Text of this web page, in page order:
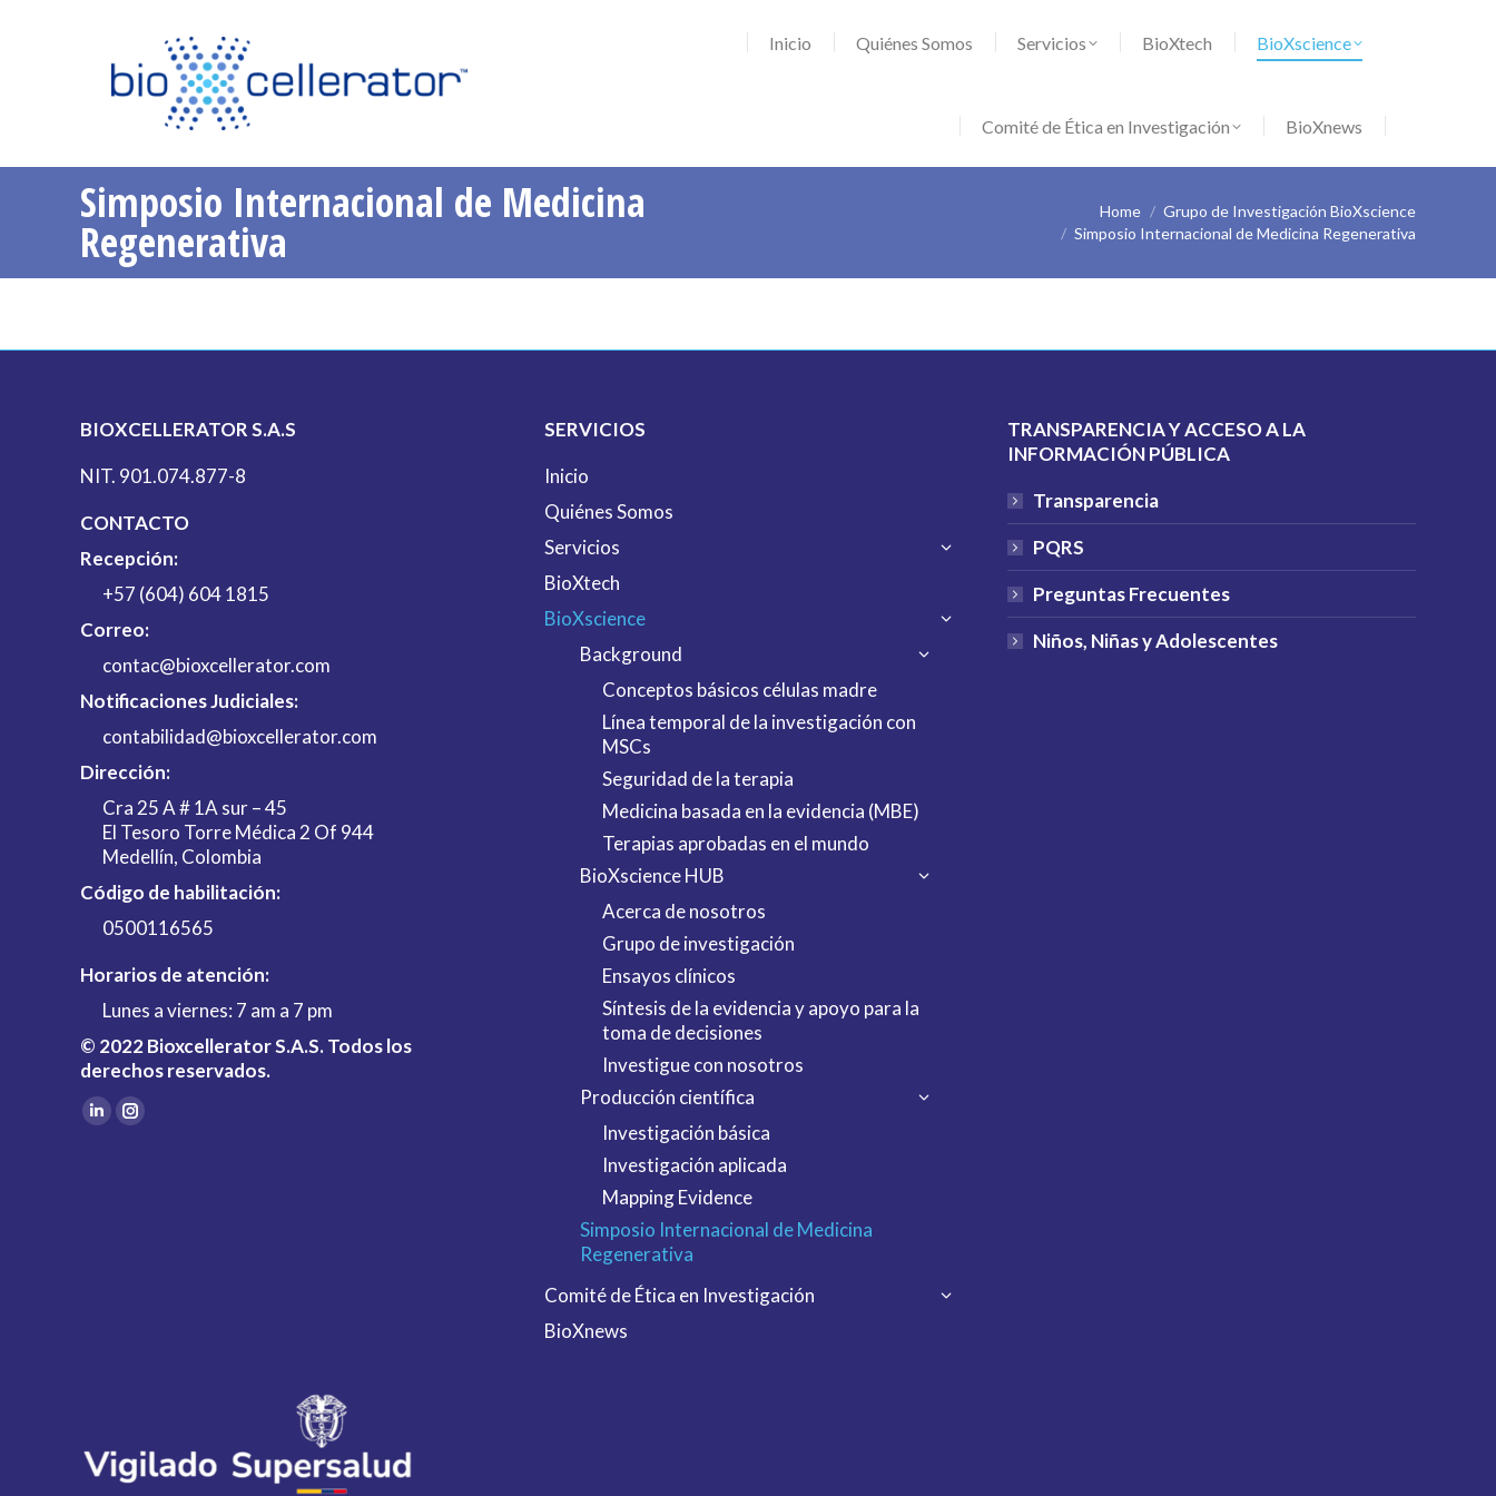
Inicio Quiénes Somos Servicios BioXtech BioXscience
Comité de Ética en Investigación BioXnews
Simposio Internacional de Medicina
Regenerativa
You are here:
Home
Grupo de Investigación BioXscience
Simposio Internacional de Medicina Regenerativa
BIOXCELLERATOR S.A.S
NIT. 901.074.877-8
CONTACTO
Recepción:
+57 (604) 604 1815
Correo:
contac@bioxcellerator.com
Notificaciones Judiciales:
contabilidad@bioxcellerator.com
Dirección:
Cra 25 A # 1A sur – 45
El Tesoro Torre Médica 2 Of 944
Medellín, Colombia
Código de habilitación:
0500116565
Horarios de atención:
Lunes a viernes: 7 am a 7 pm
© 2022 Bioxcellerator S.A.S. Todos los
derechos reservados.
Find us on:
LinkedinInstagram
SERVICIOS
Inicio
Quiénes Somos
Servicios
BioXtech
BioXscience
Background
Conceptos básicos células madre
Línea temporal de la investigación con
MSCs
Seguridad de la terapia
Medicina basada en la evidencia (MBE)
Terapias aprobadas en el mundo
BioXscience HUB
Acerca de nosotros
Grupo de investigación
Ensayos clínicos
Síntesis de la evidencia y apoyo para la
toma de decisiones
Investigue con nosotros
Producción científica
Investigación básica
Investigación aplicada
Mapping Evidence
Simposio Internacional de Medicina
Regenerativa
Comité de Ética en Investigación
BioXnews
TRANSPARENCIA Y ACCESO A LA
INFORMACIÓN PÚBLICA
Transparencia
PQRS
Preguntas Frecuentes
Niños, Niñas y Adolescentes
Inicio BioXscience Comité de Ética en Investigación BioXnews